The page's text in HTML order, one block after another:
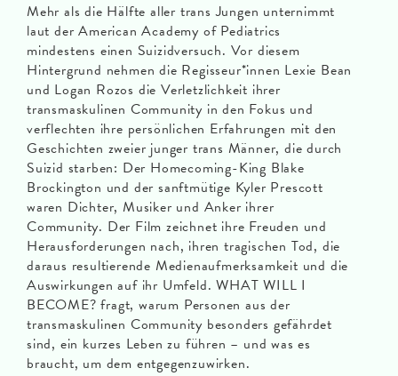
Mehr als die Hälfte aller trans Jungen unternimmt
laut der American Academy of Pediatrics
mindestens einen Suizidversuch. Vor diesem
Hintergrund nehmen die Regisseur*innen Lexie Bean
und Logan Rozos die Verletzlichkeit ihrer
transmaskulinen Community in den Fokus und
verflechten ihre persönlichen Erfahrungen mit den
Geschichten zweier junger trans Männer, die durch
Suizid starben: Der Homecoming-King Blake
Brockington und der sanftmütige Kyler Prescott
waren Dichter, Musiker und Anker ihrer
Community. Der Film zeichnet ihre Freuden und
Herausforderungen nach, ihren tragischen Tod, die
daraus resultierende Medienaufmerksamkeit und die
Auswirkungen auf ihr Umfeld. WHAT WILL I
BECOME? fragt, warum Personen aus der
transmaskulinen Community besonders gefährdet
sind, ein kurzes Leben zu führen – und was es
braucht, um dem entgegenzuwirken.